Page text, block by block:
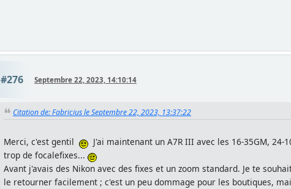
#276 Septembre 22, 2023, 14:10:14
Citation de: Fabricius le Septembre 22, 2023, 13:37:22
Merci, c'est gentil
J'ai maintenant un A7R III avec les 16-35GM,
trop de focalefixes...
Avant j'avais des Nikon avec des fixes et un zoom standard. Je te
le retourner facilement ; c'est un peu dommage pour les boutiques,